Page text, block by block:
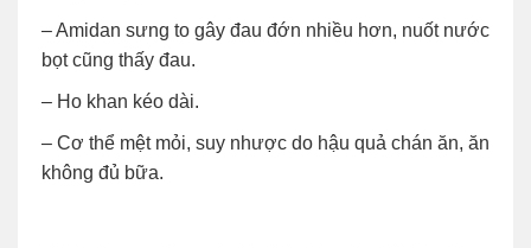
– Amidan sưng to gây đau đớn nhiều hơn, nuốt nước
bọt cũng thấy đau.
– Ho khan kéo dài.
– Cơ thể mệt mỏi, suy nhược do hậu quả chán ăn, ăn
không đủ bữa.